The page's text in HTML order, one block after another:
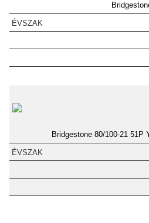
Bridgestone 80/100-21 51P